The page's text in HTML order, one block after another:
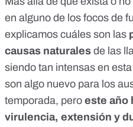
en alguno de los focos de
explicamos cuáles son las
causas naturales de las
siendo tan intensas en
son algo nuevo para los
temporada, pero este año
virulencia, extensión y